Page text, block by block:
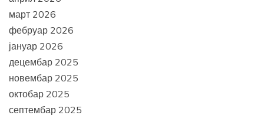
март 2026
фебруар 2026
јануар 2026
децембар 2025
новембар 2025
октобар 2025
септембар 2025